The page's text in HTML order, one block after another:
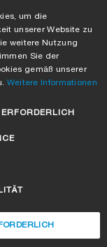
Holz:
ENGLISH
FRENCH
DANISH
um die
unserer Website zu
weitere Nutzung
Sie der
gemäß unserer
Weitere Informationen